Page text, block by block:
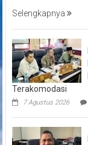
Selengkapnya
Terakomodasi
7 Agustus 2026